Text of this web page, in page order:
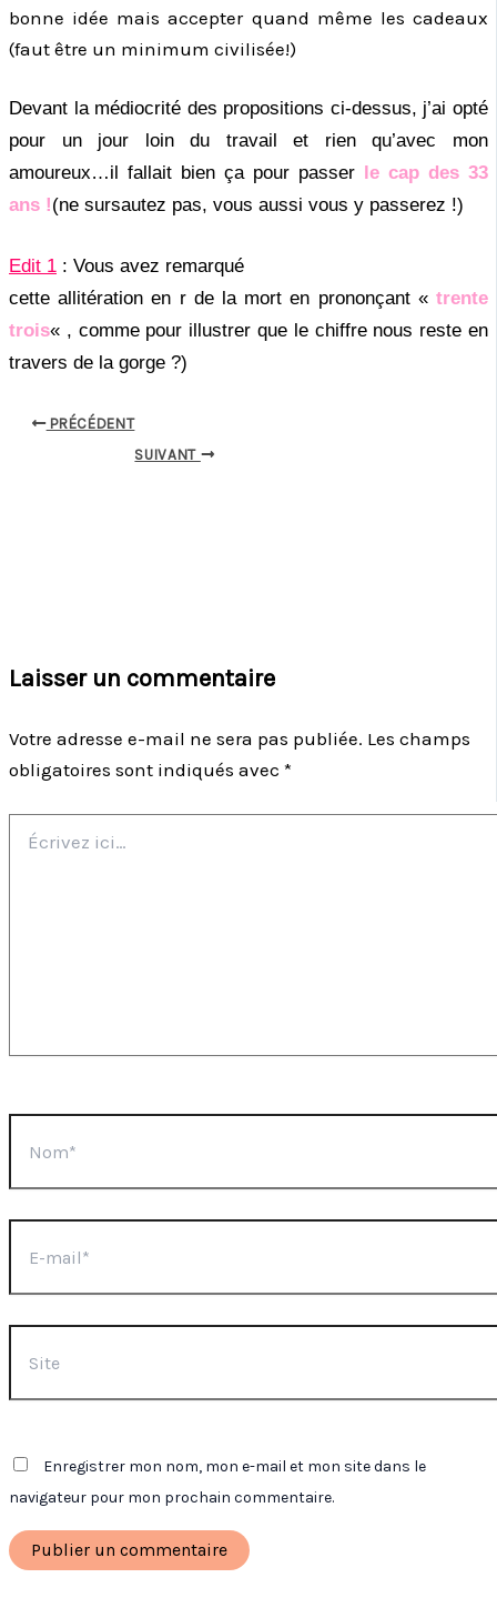
bonne idée mais accepter quand même les cadeaux
(faut être un minimum civilisée!)
Devant la médiocrité des propositions ci-dessus, j’ai opté
pour un jour loin du travail et rien qu’avec mon
amoureux…il fallait bien ça pour passer le cap des 33
ans !(ne sursautez pas, vous aussi vous y passerez !)
Edit 1 : Vous avez remarqué
cette allitération en r de la mort en prononçant « trente
trois« , comme pour illustrer que le chiffre nous reste en
travers de la gorge ?)
PRÉCÉDENT
SUIVANT
Laisser un commentaire
Votre adresse e-mail ne sera pas publiée. Les champs
obligatoires sont indiqués avec *
ici…
mail*
Enregistrer mon nom, mon e-mail et mon site dans le
navigateur pour mon prochain commentaire.